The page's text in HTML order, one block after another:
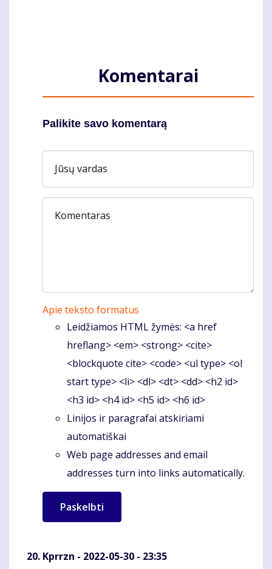
Komentarai
Palikite savo komentarą
Jūsų vardas
Komentaras
Apie teksto formatus
Leidžiamos HTML žymės: <a href
hreflang> <em> <strong> <cite>
<blockquote cite> <code> <ul type> <ol
start type> <li> <dl> <dt> <dd> <h2 id>
<h3 id> <h4 id> <h5 id> <h6 id>
Linijos ir paragrafai atskiriami
automatiškai
Web page addresses and email
addresses turn into links automatically.
Kprrzn - 2022-05-30 - 23:35